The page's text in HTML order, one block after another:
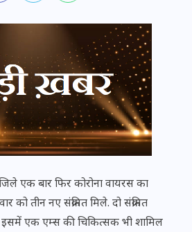
एक बार फिर कोरोना वायरस का
को तीन नए संक्रमित मिले. दो संक्रमित
इसमें एक एम्स की चिकित्सक भी शामिल